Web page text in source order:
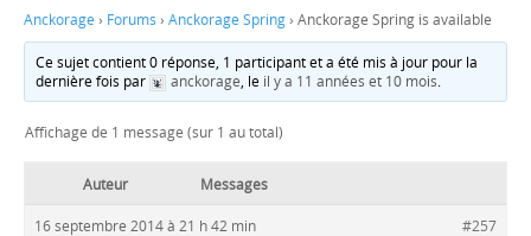
Anckorage › Forums › Anckorage Spring› Anckorage Spring is available
Ce sujet contient 0 réponse, 1 participant et a été mis à jour pour la
dernière fois par
anckorage, le il y a 11 années et 10 mois.
Affichage de 1 message (sur 1 au total)
Auteur Messages
16 septembre 2014 à 21 h 42 min #257